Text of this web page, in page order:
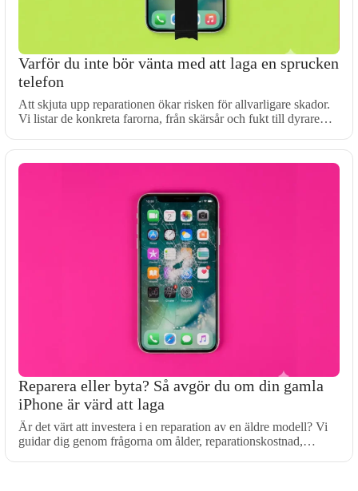
Varför du inte bör vänta med att laga en sprucken
telefon
Att skjuta upp reparationen ökar risken för allvarligare skador.
Vi listar de konkreta farorna, från skärsår och fukt till dyrare…
Reparera eller byta? Så avgör du om din gamla
iPhone är värd att laga
Är det värt att investera i en reparation av en äldre modell? Vi
guidar dig genom frågorna om ålder, reparationskostnad,…